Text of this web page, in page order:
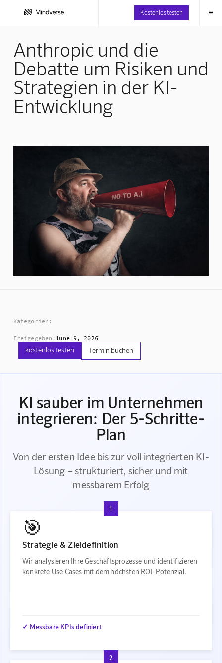
Kostenlos testen ≡
Anthropic und die
Debatte um Risiken und
Strategien in der KI-
Entwicklung
Kategorien:
Freigegeben: June 9, 2026
kostenlos testen Termin buchen
KI sauber im Unternehmen
integrieren: Der 5-Schritte-
Plan
Von der ersten Idee bis zur voll integrierten KI-
Lösung – strukturiert, sicher und mit
messbarem Erfolg
1
🎯
Strategie & Zieldefinition
Wir analysieren Ihre Geschäftsprozesse und identifizieren
konkrete Use Cases mit dem höchsten ROI-Potenzial.
✓ Messbare KPIs definiert
2